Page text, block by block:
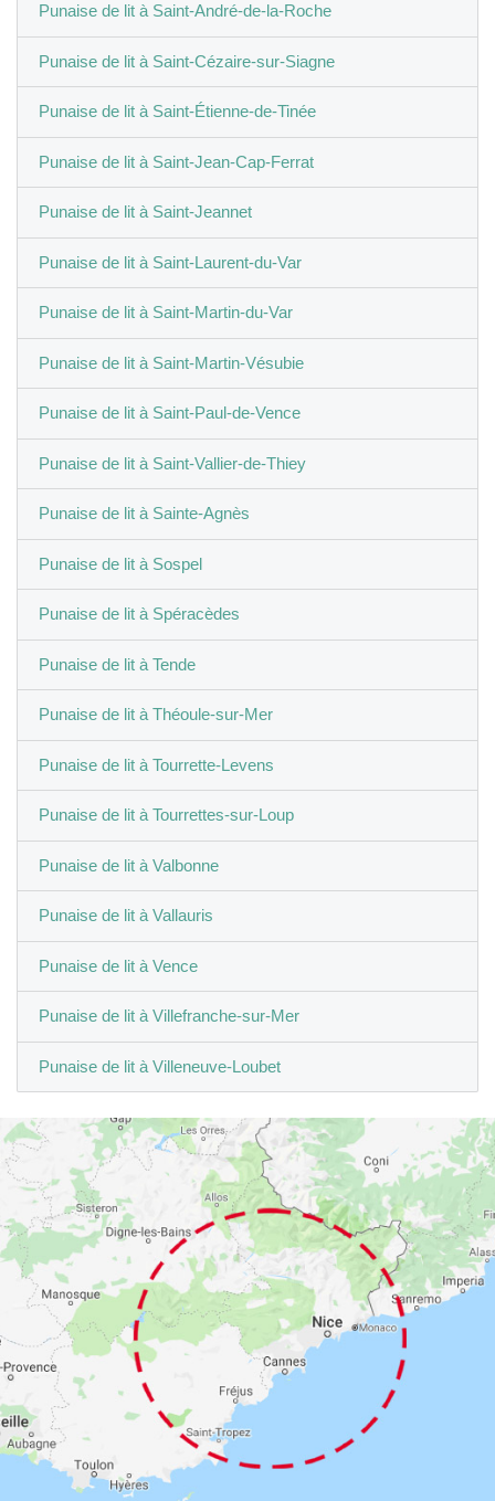
Punaise de lit à Saint-André-de-la-Roche
Punaise de lit à Saint-Cézaire-sur-Siagne
Punaise de lit à Saint-Étienne-de-Tinée
Punaise de lit à Saint-Jean-Cap-Ferrat
Punaise de lit à Saint-Jeannet
Punaise de lit à Saint-Laurent-du-Var
Punaise de lit à Saint-Martin-du-Var
Punaise de lit à Saint-Martin-Vésubie
Punaise de lit à Saint-Paul-de-Vence
Punaise de lit à Saint-Vallier-de-Thiey
Punaise de lit à Sainte-Agnès
Punaise de lit à Sospel
Punaise de lit à Spéracèdes
Punaise de lit à Tende
Punaise de lit à Théoule-sur-Mer
Punaise de lit à Tourrette-Levens
Punaise de lit à Tourrettes-sur-Loup
Punaise de lit à Valbonne
Punaise de lit à Vallauris
Punaise de lit à Vence
Punaise de lit à Villefranche-sur-Mer
Punaise de lit à Villeneuve-Loubet